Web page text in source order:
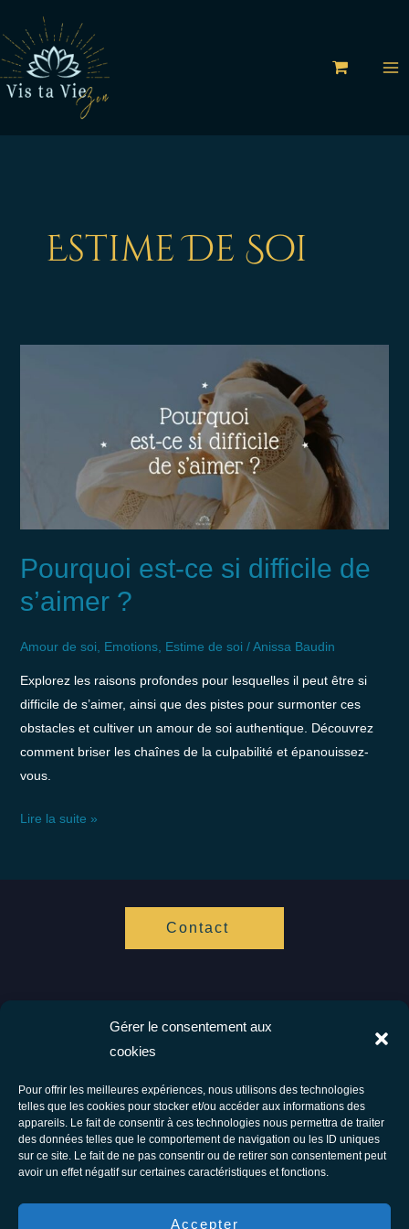
Gérer le consentement aux
cookies
Pour offrir les meilleures expériences, nous utilisons des technologies
telles que les cookies pour stocker et/ou accéder aux informations des
appareils. Le fait de consentir à ces technologies nous permettra de traiter
des données telles que le comportement de navigation ou les ID uniques
sur ce site. Le fait de ne pas consentir ou de retirer son consentement peut
avoir un effet négatif sur certaines caractéristiques et fonctions.
Accepter
au
contenu
Estime De Soi
Pourquoi est-ce si difficile de
s’aimer ?
Amour de soi, Emotions, Estime de soi /Anissa Baudin
Explorez les raisons profondes pour lesquelles il peut être si
difficile de s’aimer, ainsi que des pistes pour surmonter ces
obstacles et cultiver un amour de soi authentique. Découvrez
comment briser les chaînes de la culpabilité et épanouissez-
vous.
Lire la suite »
Contact
Ensemble vers votre bien être.
Facebook Instagram
Tous droits réservés © 2026 Vis Ta Vie Zen - Thérapie comportementale et
énergétique
F.A.Q